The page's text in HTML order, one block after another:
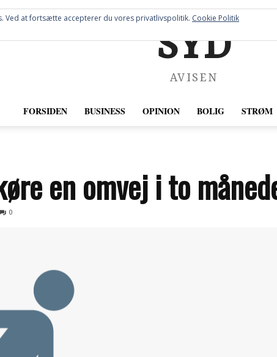
SYD
AVISEN
FORSIDEN BUSINESS OPINION BOLIG STRØM
en omvej i to
0
Ved at fortsætte accepterer du vores privatlivspolitik. Cookie Politik